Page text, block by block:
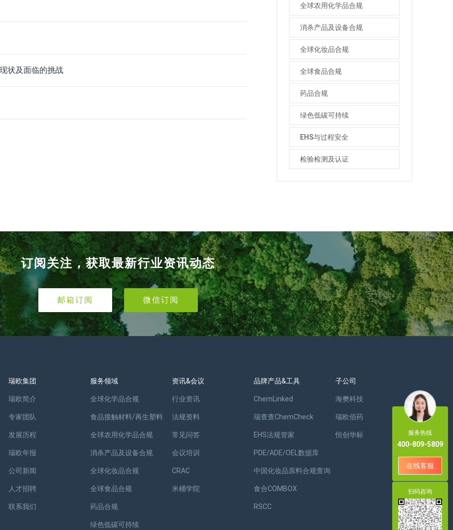
服务热线
400-809-5809
在线客服
扫码咨询
状及面临的挑战
全球农用化学品合规
消杀产品及设备合规
全球化妆品合规
全球食品合规
药品合规
绿色低碳可持续
EHS与过程安全
检验检测及认证
订阅关注，获取最新行业资讯动态
邮箱订阅 微信订阅
瑞欧集团
瑞欧简介
专家团队
发展历程
瑞欧年报
公司新闻
人才招聘
联系我们
服务领域
全球化学品合规
食品接触材料/再生塑料
全球农用化学品合规
消杀产品及设备合规
全球化妆品合规
全球食品合规
药品合规
绿色低碳可持续
资讯&会议
行业资讯
法规资料
常见问答
会议培训
CRAC
米桶学院
品牌产品&工具
ChemLinked
瑞查查ChemCheck
EHS法规管家
PDE/ADE/OEL数据库
中国化妆品原料合规查询
食合COMBOX
RSCC
子公司
海樊科技
瑞欧佰药
恒创华标